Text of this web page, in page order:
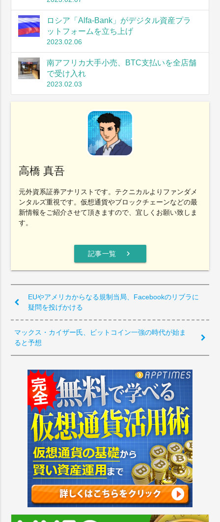
ロシア「Alfa-Bank」がデジタル資産プラ
ットフォームを立ち上げ
2023.02.06
南アフリカ大手小売、BTC支払いを全店舗
で受け入れ
2023.02.03
高橋 真吾
元外資系証券アナリストです。テクニカルよりファンダメ
ンタルズ重視です。仮想通貨やブロックチェーンなどの最
新情報をご紹介させて頂きますので、宜しくお願い致しま
す。
記事一覧 chevron_right
EUやアメリカからなる規制当局、Facebookのリブラに
疑問を投げかける
マックス・カイザー氏、ビットコイン一強の時代が始ま
ると予想